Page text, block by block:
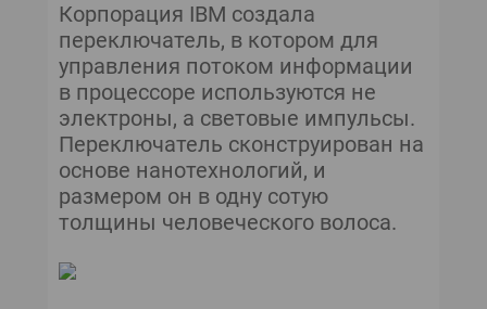
ИТ-ИНФРАСТРУКТУРА
БЕЗОПАСНОСТЬ
Корпорация IBM создала
переключатель, в котором для
управления потоком информации
в процессоре используются не
электроны, а световые импульсы.
Переключатель сконструирован на
основе нанотехнологий, и
размером он в одну сотую
толщины человеческого волоса.